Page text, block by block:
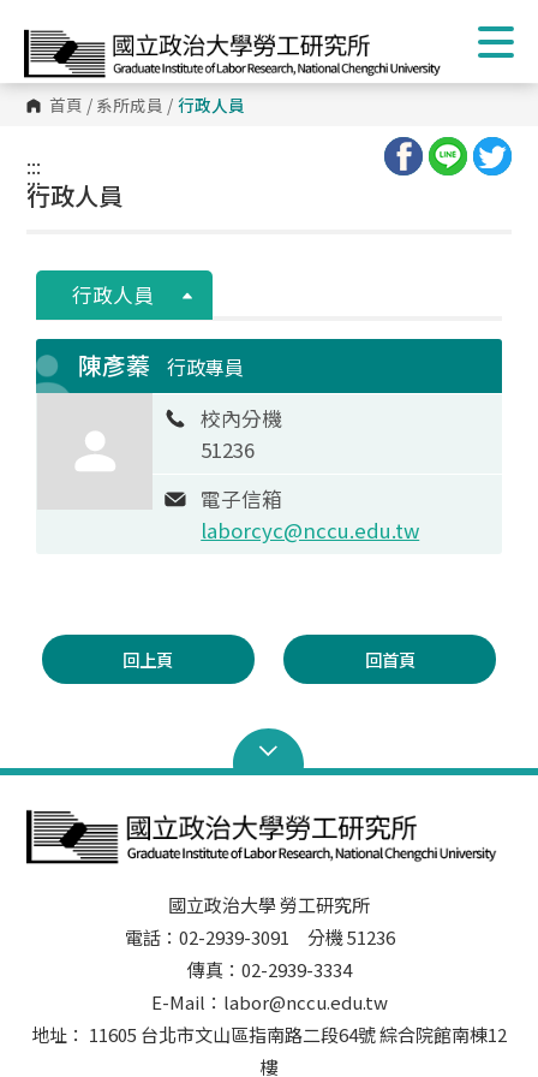
首頁 / 系所成員 / 行政人員
:::
:::
行政人員
行政人員
陳彥蓁 行政專員
校內分機
51236
電子信箱
laborcyc@nccu.edu.tw
回上頁 回首頁
國立政治大學 勞工研究所
電話：02-2939-3091 分機 51236
傳真：02-2939-3334
E-Mail：labor@nccu.edu.tw
地址： 11605 台北市文山區指南路二段64號 綜合院館南棟12
樓